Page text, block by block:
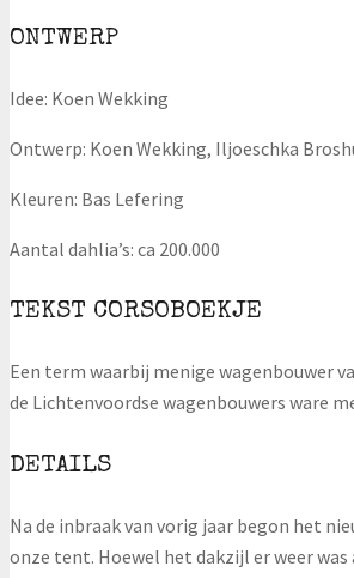
ONTWERP
Idee: Koen Wekking
Ontwerp: Koen Wekking, Iljoeschka
Kleuren: Bas Lefering
Aantal dahlia’s: ca 200.000
TEKST CORSOBOEKJE
Een term waarbij menige wagenbouwer
de Lichtenvoordse wagenbouwers ware
DETAILS
Na de inbraak van vorig jaar begon het
onze tent. Hoewel het dakzijl er weer